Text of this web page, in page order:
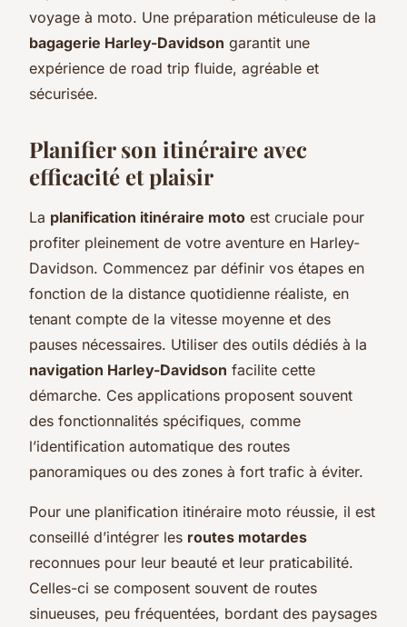
voyage à moto. Une préparation méticuleuse de la
bagagerie Harley-Davidson garantit une
expérience de road trip fluide, agréable et
sécurisée.
Planifier son itinéraire avec
efficacité et plaisir
La planification itinéraire moto est cruciale pour
profiter pleinement de votre aventure en Harley-
Davidson. Commencez par définir vos étapes en
fonction de la distance quotidienne réaliste, en
tenant compte de la vitesse moyenne et des
pauses nécessaires. Utiliser des outils dédiés à la
navigation Harley-Davidson facilite cette
démarche. Ces applications proposent souvent
des fonctionnalités spécifiques, comme
l’identification automatique des routes
panoramiques ou des zones à fort trafic à éviter.
Pour une planification itinéraire moto réussie, il est
conseillé d’intégrer les routes motardes
reconnues pour leur beauté et leur praticabilité.
Celles-ci se composent souvent de routes
sinueuses, peu fréquentées, bordant des paysages